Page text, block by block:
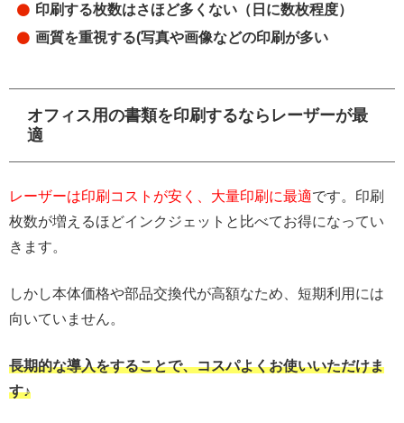
印刷する枚数はさほど多くない（日に数枚程度）
画質を重視する(写真や画像などの印刷が多い
オフィス用の書類を印刷するならレーザーが最
適
レーザーは印刷コストが安く、大量印刷に最適です。印刷
枚数が増えるほどインクジェットと比べてお得になってい
きます。
しかし本体価格や部品交換代が高額なため、短期利用には
向いていません。
長期的な導入をすることで、コスパよくお使いいただけま
す♪